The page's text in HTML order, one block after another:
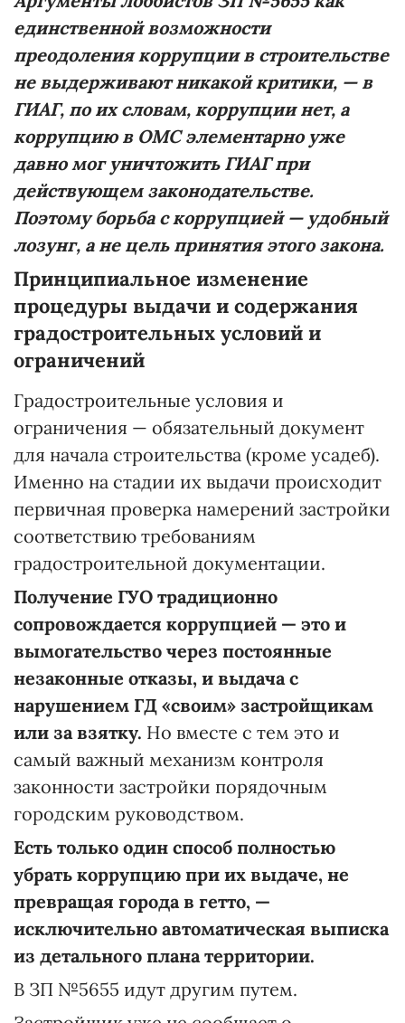
единственной возможности
преодоления коррупции в строительстве
не выдерживают никакой критики, — в
ГИАГ, по их словам, коррупции нет, а
коррупцию в ОМС элементарно уже
давно мог уничтожить ГИАГ при
действующем законодательстве.
Поэтому борьба с коррупцией — удобный
лозунг, а не цель принятия этого закона.
Принципиальное изменение
процедуры выдачи и содержания
градостроительных условий и
ограничений
Градостроительные условия и
ограничения — обязательный документ
для начала строительства (кроме усадеб).
Именно на стадии их выдачи происходит
первичная проверка намерений застройки
соответствию требованиям
градостроительной документации.
Получение ГУО традиционно
сопровождается коррупцией — это и
вымогательство через постоянные
незаконные отказы, и выдача с
нарушением ГД «своим» застройщикам
или за взятку. Но вместе с тем это и
самый важный механизм контроля
законности застройки порядочным
городским руководством.
Есть только один способ полностью
убрать коррупцию при их выдаче, не
превращая города в гетто, —
исключительно автоматическая выписка
из детального плана территории.
В ЗП №5655 идут другим путем.